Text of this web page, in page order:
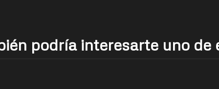
podría interesarte uno de